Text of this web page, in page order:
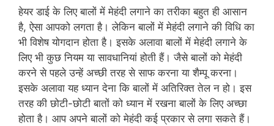
हेयर डाई के लिए बालों में म‍ेहंदी लगाने का तरीका बहुत ही आसान
है, ऐसा आपको लगता है। लेकिन बालों में मेहंदी लगाने की विधि का
भी विशेष योगदान होता है। इसके अलावा बालों में मेहंदी लगाने के
लिए भी कुछ नियम या सावधानियां होती हैं। जैसे बालों को मेहंदी
करने से पहले उन्‍हें अच्‍छी तरह से साफ करना या शैम्‍पू करना।
इसके अलावा यह ध्‍यान देना कि बालों में अतिरिक्‍त तेल न हो। इस
तरह की छोटी-छोटी बातों को ध्‍यान में रखना बालों के लिए अच्‍छा
होता है। आप अपने बालों को मेहंदी कई प्रकार से लगा सकते हैं।